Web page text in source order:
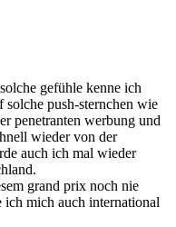
gefühle kenne ich
solche push-sternchen wie
penetranten werbung und
wieder von der
auch ich mal wieder
grand prix noch nie
mich auch international